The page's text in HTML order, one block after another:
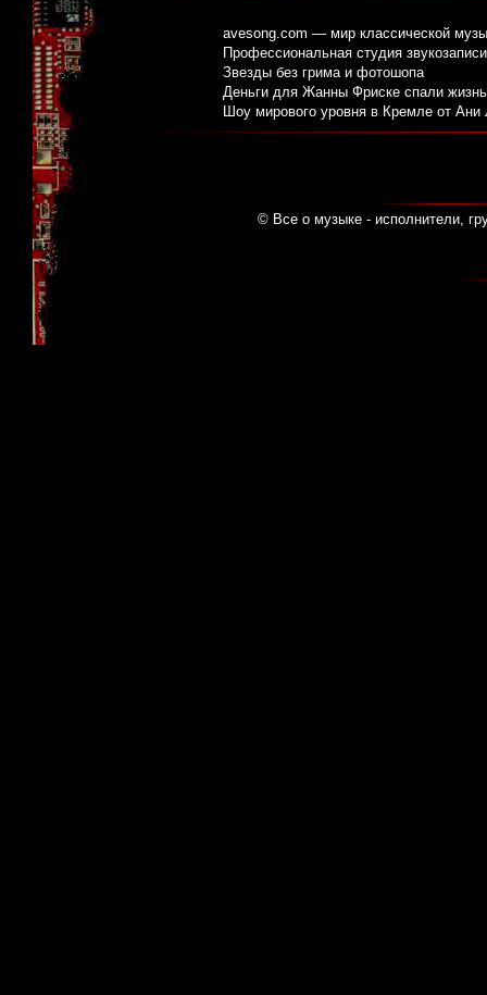
avesong.com — мир классической
Профессиональная студия
Звезды без грима и фотошопа
Деньги для Жанны Фриске спали
Шоу мирового уровня в Кремле от Ани
© Все о музыке - исполнители,